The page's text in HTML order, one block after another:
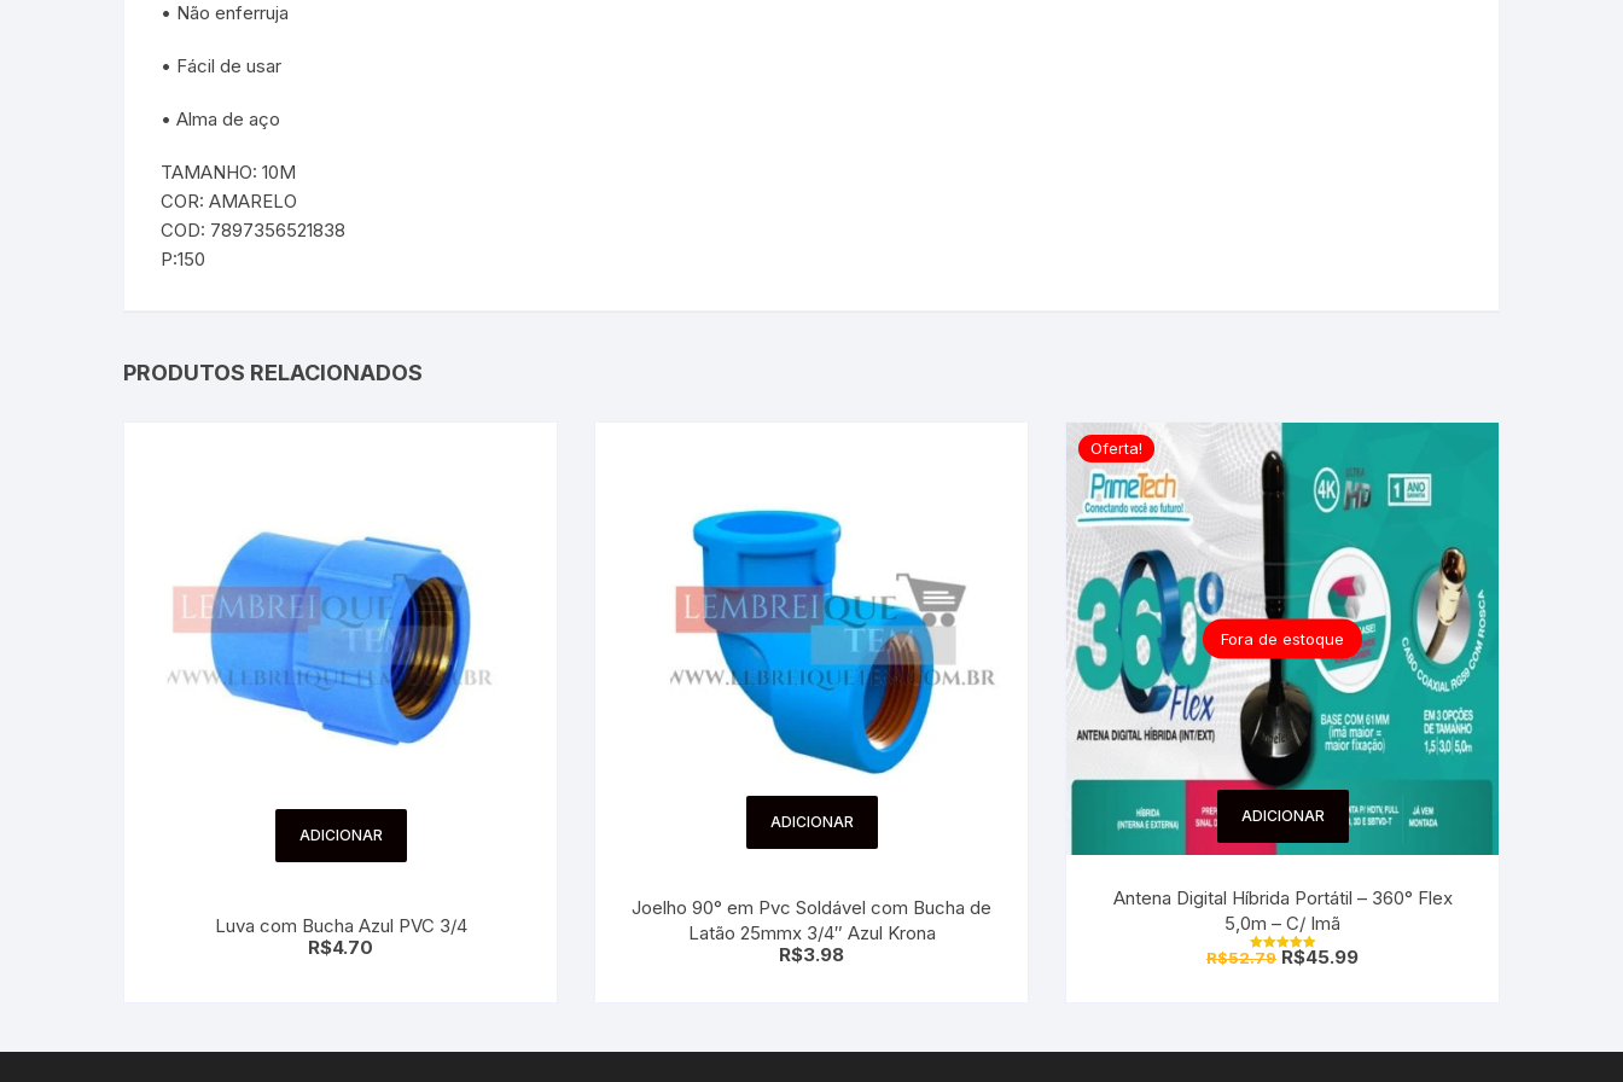
• Não enferruja
• Fácil de usar
• Alma de aço
TAMANHO: 10M
COR: AMARELO
COD: 7897356521838
P:150
PRODUTOS RELACIONADOS
ADICIONAR
Luva com Bucha Azul PVC 3/4
R$4.70
ADICIONAR
Joelho 90° em Pvc Soldável com Bucha de
Latão 25mmx 3/4″ Azul Krona
R$3.98
Fora de estoque
ADICIONAR
Oferta!
Antena Digital Híbrida Portátil – 360° Flex
5,0m – C/ Imã
Avaliação
R$52.79 R$45.99